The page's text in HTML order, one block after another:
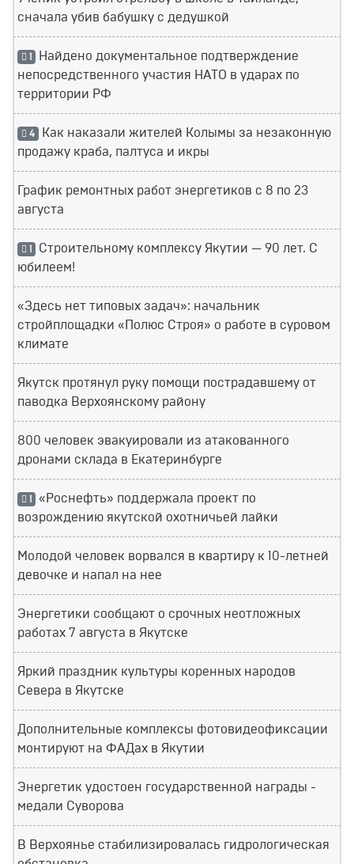
сначала убив бабушку с дедушкой
1 Найдено документальное подтверждение
непосредственного участия НАТО в ударах по
территории РФ
4 Как наказали жителей Колымы за незаконную
продажу краба, палтуса и икры
График ремонтных работ энергетиков с 8 по 23
августа
1 Строительному комплексу Якутии — 90 лет. С
юбилеем!
«Здесь нет типовых задач»: начальник
стройплощадки «Полюс Строя» о работе в суровом
климате
Якутск протянул руку помощи пострадавшему от
паводка Верхоянскому району
800 человек эвакуировали из атакованного
дронами склада в Екатеринбурге
1 «Роснефть» поддержала проект по
возрождению якутской охотничьей лайки
Молодой человек ворвался в квартиру к 10-летней
девочке и напал на нее
Энергетики сообщают о срочных неотложных
работах 7 августа в Якутске
Яркий праздник культуры коренных народов
Севера в Якутске
Дополнительные комплексы фотовидеофиксации
монтируют на ФАДах в Якутии
Энергетик удостоен государственной награды -
медали Суворова
В Верхоянье стабилизировалась гидрологическая